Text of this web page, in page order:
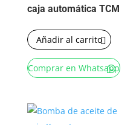
caja automática TCM
Añadir al carrito
Comprar en Whatsapp